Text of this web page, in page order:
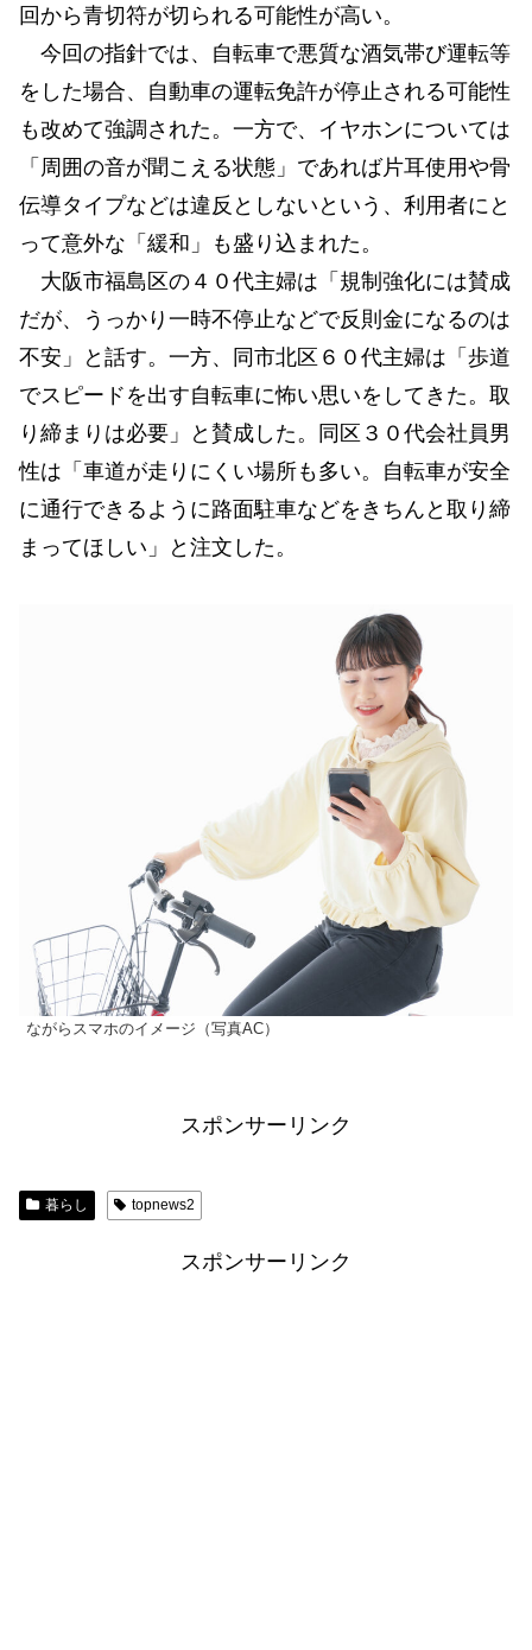
回から青切符が切られる可能性が高い。
今回の指針では、自転車で悪質な酒気帯び運転等
をした場合、自動車の運転免許が停止される可能性
も改めて強調された。一方で、イヤホンについては
「周囲の音が聞こえる状態」であれば片耳使用や骨
伝導タイプなどは違反としないという、利用者にと
って意外な「緩和」も盛り込まれた。
大阪市福島区の４０代主婦は「規制強化には賛成
だが、うっかり一時不停止などで反則金になるのは
不安」と話す。一方、同市北区６０代主婦は「歩道
でスピードを出す自転車に怖い思いをしてきた。取
り締まりは必要」と賛成した。同区３０代会社員男
性は「車道が走りにくい場所も多い。自転車が安全
に通行できるように路面駐車などをきちんと取り締
まってほしい」と注文した。
ながらスマホのイメージ（写真AC）
スポンサーリンク
暮らし topnews2
スポンサーリンク